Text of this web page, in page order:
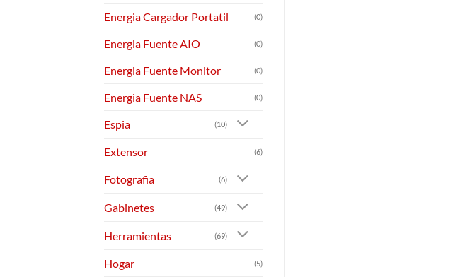
Energia Cargador Portatil (0)
Energia Fuente AIO (0)
Energia Fuente Monitor (0)
Energia Fuente NAS (0)
Espia (10)
Extensor (6)
Fotografia (6)
Gabinetes (49)
Herramientas (69)
Hogar (5)